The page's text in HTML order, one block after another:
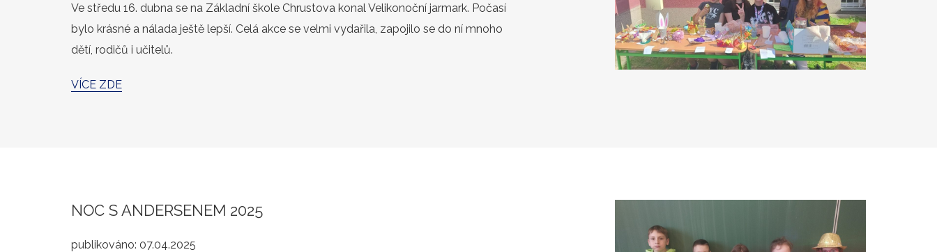
Ve středu 16. dubna se na Základní škole Chrustova konal Velikonoční jarmark. Počasí
bylo krásné a nálada ještě lepší. Celá akce se velmi vydařila, zapojilo se do ní mnoho
dětí, rodičů i učitelů.
VÍCE ZDE
NOC S ANDERSENEM 2025
publikováno: 07.04.2025